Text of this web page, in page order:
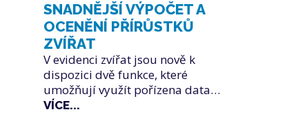
SNADNĚJŠÍ VÝPOČET A
OCENĚNÍ PŘÍRŮSTKŮ
ZVÍŘAT
V evidenci zvířat jsou nově k
dispozici dvě funkce, které
umožňují využít pořízena data…
VÍCE...